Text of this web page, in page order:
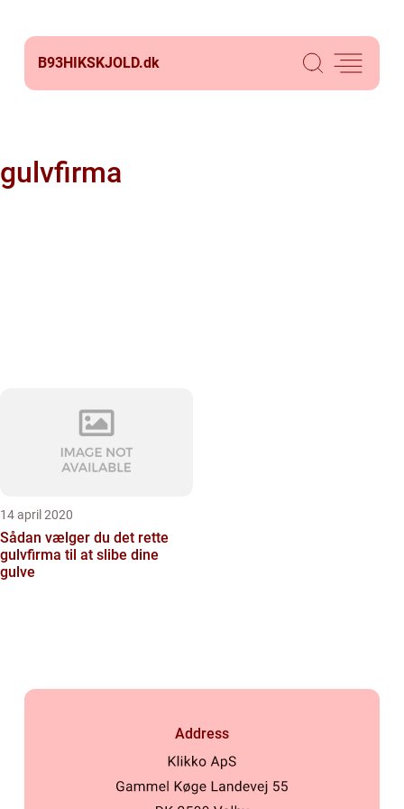
B93HIKSKJOLD.dk
gulvfirma
14 april 2020
Sådan vælger du det rette
gulvfirma til at slibe dine
gulve
Address